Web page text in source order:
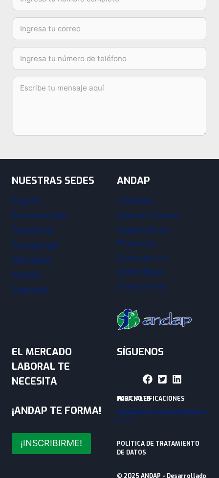
NUESTRAS SEDES
Bogotá
Bucaramanga
Facatativá
Fusagasugá
Manizales
Pereira
Zipaquirá
ANDAP
Nosotros
Quienes Somos
Desarrollo de
Proyectos
Contratos de
Aprendizaje
Contáctenos
EL MERCADO
LABORAL TE
NECESITA
¡ANDAP TE FORMA!
¡INSCRIBIRME!
SÍGUENOS
PARA NOTIFICACIONES JUDICIALES
administrativanacional@andap.e
du.co
POLÍTICA DE TRATAMIENTO
DE DATOS
© 2025 ANDAP - Desarrollado